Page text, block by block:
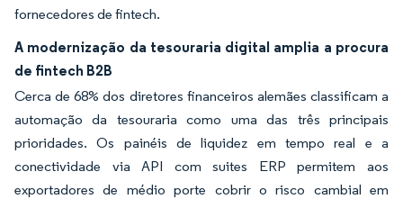
fornecedores de fintech.
A modernização da tesouraria digital amplia a procura
de fintech B2B
Cerca de 68% dos diretores financeiros alemães classificam a
automação da tesouraria como uma das três principais
prioridades. Os painéis de liquidez em tempo real e a
conectividade via API com suites ERP permitem aos
exportadores de médio porte cobrir o risco cambial em